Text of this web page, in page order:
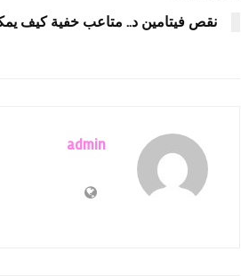
نقص فيتامين د.. متاعب خفية كيف
admin